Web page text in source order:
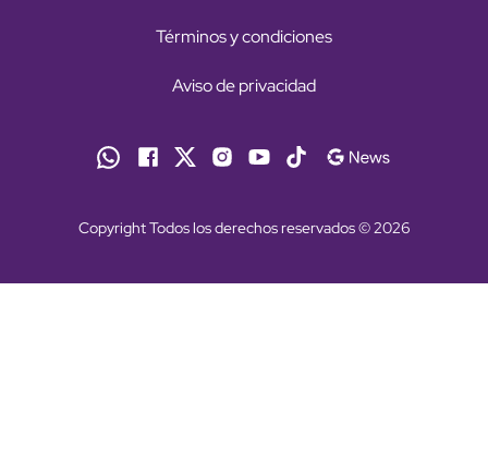
Términos y condiciones
Aviso de privacidad
Copyright Todos los derechos reservados © 2026